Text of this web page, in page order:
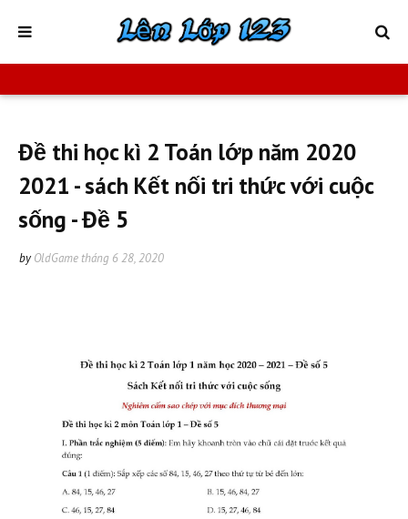
Đề thi học kì 2 Toán lớp năm 2020
2021 - sách Kết nối tri thức với cuộc
sống - Đề 5
by OldGame tháng 6 28, 2020